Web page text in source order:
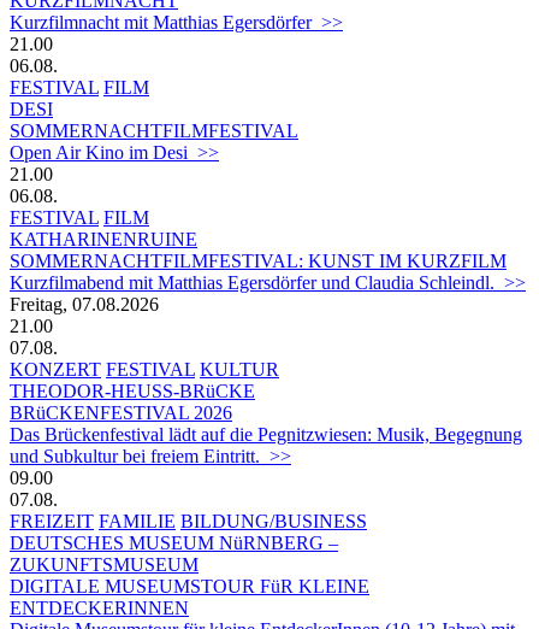
Kurzfilmnacht mit Matthias Egersdörfer >>
21.00
06.08.
FESTIVAL FILM
DESI
SOMMERNACHTFILMFESTIVAL
Open Air Kino im Desi >>
21.00
06.08.
FESTIVAL FILM
KATHARINENRUINE
SOMMERNACHTFILMFESTIVAL: KUNST IM KURZFILM
Kurzfilmabend mit Matthias Egersdörfer und Claudia Schleindl. >>
Freitag, 07.08.2026
21.00
07.08.
KONZERT FESTIVAL KULTUR
THEODOR-HEUSS-BRüCKE
BRüCKENFESTIVAL 2026
Das Brückenfestival lädt auf die Pegnitzwiesen: Musik, Begegnung
und Subkultur bei freiem Eintritt. >>
09.00
07.08.
FREIZEIT FAMILIE BILDUNG/BUSINESS
DEUTSCHES MUSEUM NüRNBERG –
ZUKUNFTSMUSEUM
DIGITALE MUSEUMSTOUR FüR KLEINE
ENTDECKERINNEN